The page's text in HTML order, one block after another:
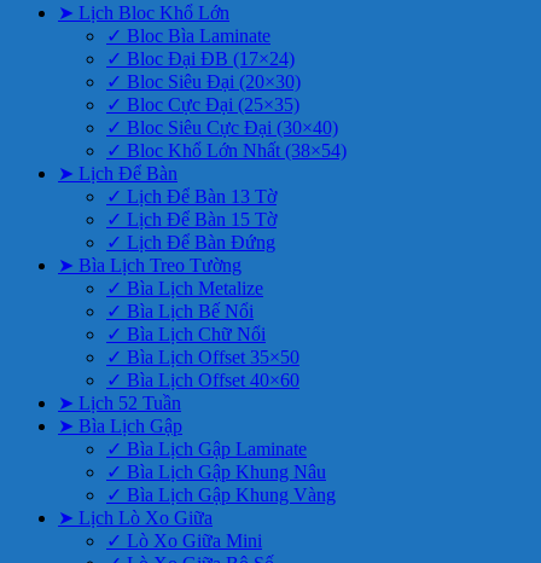
➤ Lịch Bloc Khổ Lớn
✓ Bloc Bìa Laminate
✓ Bloc Đại ĐB (17×24)
✓ Bloc Siêu Đại (20×30)
✓ Bloc Cực Đại (25×35)
✓ Bloc Siêu Cực Đại (30×40)
✓ Bloc Khổ Lớn Nhất (38×54)
➤ Lịch Để Bàn
✓ Lịch Để Bàn 13 Tờ
✓ Lịch Để Bàn 15 Tờ
✓ Lịch Để Bàn Đứng
➤ Bìa Lịch Treo Tường
✓ Bìa Lịch Metalize
✓ Bìa Lịch Bế Nổi
✓ Bìa Lịch Chữ Nổi
✓ Bìa Lịch Offset 35×50
✓ Bìa Lịch Offset 40×60
➤ Lịch 52 Tuần
➤ Bìa Lịch Gập
✓ Bìa Lịch Gập Laminate
✓ Bìa Lịch Gập Khung Nâu
✓ Bìa Lịch Gập Khung Vàng
➤ Lịch Lò Xo Giữa
✓ Lò Xo Giữa Mini